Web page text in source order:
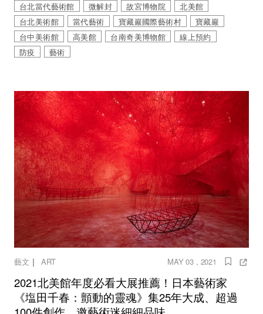
台北當代藝術館 微解封 故宮博物院
北美館
台北美術館
當代藝術 寶藏巖國際藝術村
寶藏巖
台中美術館
高美館 台南奇美博物館
線上預約
防疫
藝術
藝文 ｜ ART MAY 03 , 2021
2021北美館年度必看大展推薦！日本藝術家
《塩田千春：顫動的靈魂》集25年大成、超過